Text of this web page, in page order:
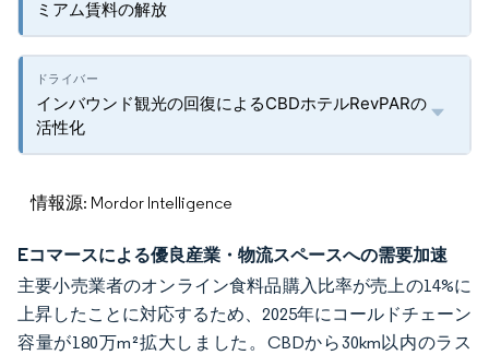
ミアム賃料の解放
インバウンド観光の回復によるCBDホテルRevPARの
活性化
情報源: Mordor Intelligence
Eコマースによる優良産業・物流スペースへの需要加速
主要小売業者のオンライン食料品購入比率が売上の14%に
上昇したことに対応するため、2025年にコールドチェーン
容量が180万m²拡大しました。CBDから30km以内のラス